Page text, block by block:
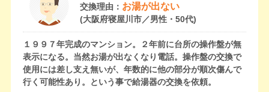
交換理由： お湯が出ない
(大阪府寝屋川市／男性・50代)
１９９７年完成のマンション。２年前に台所の操作盤が無
表示になる。当然お湯が出なくなり電話。操作盤の交換で
使用には差し支え無いが、年数的に他の部分が順次傷んで
行く可能性あり。という事で給湯器の交換を依頼。